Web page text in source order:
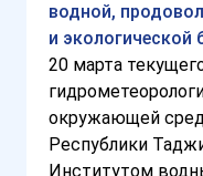
водной,
и экологической
20 марта
окружающей
Республики
Институтом